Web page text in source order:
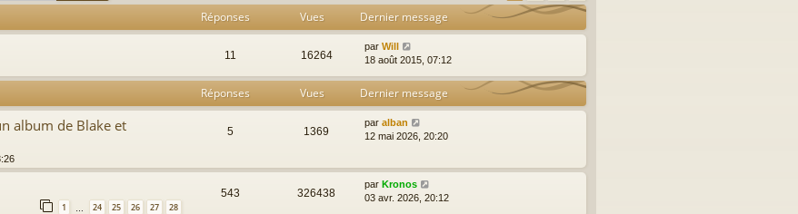
Réponses Vues Dernier message
11 16264
par Will
18 août 2015, 07:12
Réponses Vues Dernier message
album de Blake et
5 1369
par alban
12 mai 2026, 20:20
1 24 25 26 27 28
543 326438
par Kronos
03 avr. 2026, 20:12